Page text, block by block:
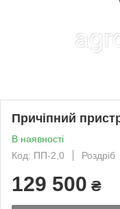
Причіпний
В наявності
Код: ПП-2,0
Роздріб
129 500 ₴